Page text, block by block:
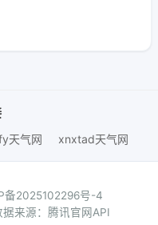
天气网 xnxtad天气网
备2025102296号-4
来源：腾讯官网API